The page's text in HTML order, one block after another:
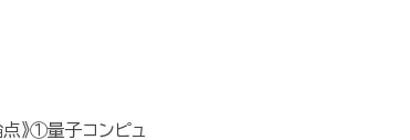
》①量子コンピュ